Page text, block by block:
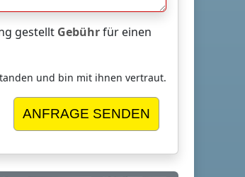
gestellt Gebührfür einen
und bin mit ihnen vertraut.